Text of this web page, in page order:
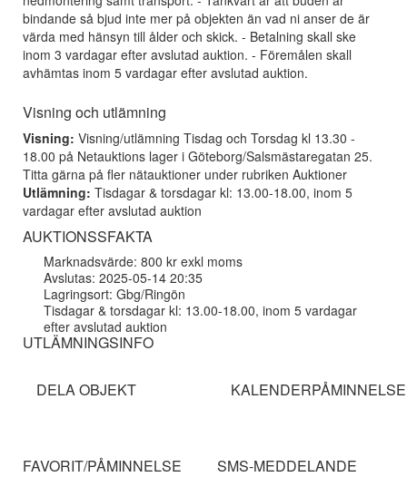
bindande så bjud inte mer på objekten än vad ni anser de är
värda med hänsyn till ålder och skick. - Betalning skall ske
inom 3 vardagar efter avslutad auktion. - Föremålen skall
avhämtas inom 5 vardagar efter avslutad auktion.
Visning och utlämning
Visning: Visning/utlämning Tisdag och Torsdag kl 13.30 -
18.00 på Netauktions lager i Göteborg/Salsmästaregatan 25.
Titta gärna på fler nätauktioner under rubriken Auktioner
Utlämning: Tisdagar & torsdagar kl: 13.00-18.00, inom 5
vardagar efter avslutad auktion
AUKTIONSSFAKTA
Marknadsvärde: 800 kr exkl moms
Avslutas: 2025-05-14 20:35
Lagringsort: Gbg/Ringön
Tisdagar & torsdagar kl: 13.00-18.00, inom 5 vardagar
efter avslutad auktion
UTLÄMNINGSINFO
DELA OBJEKT KALENDERPÅMINNELSE
FAVORIT/PÅMINNELSE SMS-MEDDELANDE